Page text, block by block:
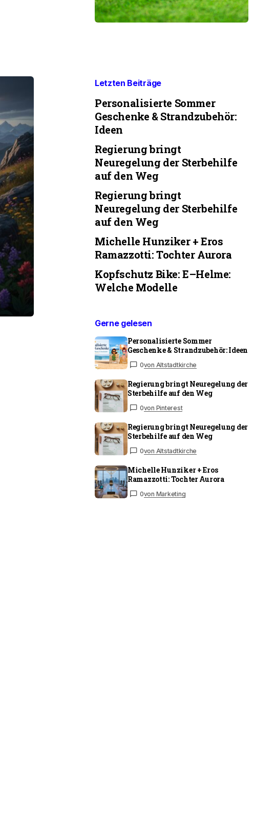
Letzten Beiträge
Personalisierte Sommer
Geschenke & Strandzubehör:
Ideen
Regierung bringt
Neuregelung der Sterbehilfe
auf den Weg
Regierung bringt
Neuregelung der Sterbehilfe
auf den Weg
Michelle Hunziker + Eros
Ramazzotti: Tochter Aurora
Kopfschutz Bike: E–Helme:
Welche Modelle
Gerne gelesen
Personalisierte Sommer
Geschenke & Strandzubehör: Ideen
0von Altstadtkirche
Regierung bringt Neuregelung der
Sterbehilfe auf den Weg
0von Pinterest
Regierung bringt Neuregelung der
Sterbehilfe auf den Weg
0von Altstadtkirche
Michelle Hunziker + Eros
Ramazzotti: Tochter Aurora
0von Marketing